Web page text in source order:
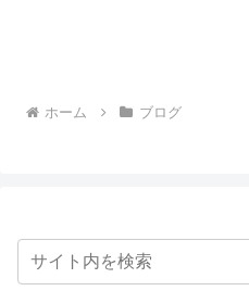
ホーム ブログ